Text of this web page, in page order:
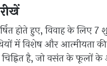
होते हुए, विवाह के लिए 7
में विशेष और आत्मीयता
है, जो वसंत के फूलों के